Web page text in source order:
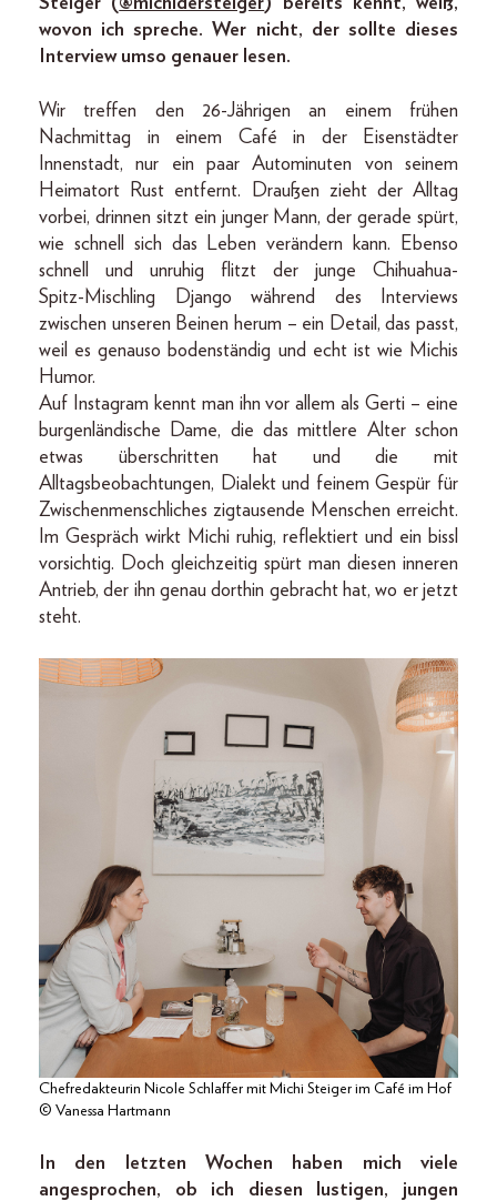
wovon ich spreche. Wer nicht, der sollte dieses
Interview umso genauer lesen.
Wir treffen den 26-Jährigen an einem frühen
Nachmittag in einem Café in der Eisenstädter
Innenstadt, nur ein paar Autominuten von seinem
Heimatort Rust entfernt. Draußen zieht der Alltag
vorbei, drinnen sitzt ein junger Mann, der gerade spürt,
wie schnell sich das Leben verändern kann. Ebenso
schnell und unruhig flitzt der junge Chihuahua-
Spitz-­Misch­ling Django während des Interviews
zwischen unseren Beinen herum – ein Detail, das passt,
weil es genauso bodenständig und echt ist wie Michis
Humor.
Auf Instagram kennt man ihn vor allem als Gerti – eine
burgenländische Dame, die das mittlere Alter schon
etwas überschritten hat und die mit
Alltagsbeobachtungen, Dialekt und feinem Gespür für
Zwischenmenschliches zig­tausende Menschen erreicht.
Im Gespräch wirkt Michi ruhig, reflektiert und ein bissl
vorsichtig. Doch gleichzeitig spürt man diesen inneren
Antrieb, der ihn genau dorthin gebracht hat, wo er jetzt
steht.
Chefredakteurin Nicole Schlaffer mit Michi Steiger im Café im Hof
© Vanessa Hartmann
In den letzten Wochen haben mich viele
angesprochen, ob ich diesen lustigen, jungen